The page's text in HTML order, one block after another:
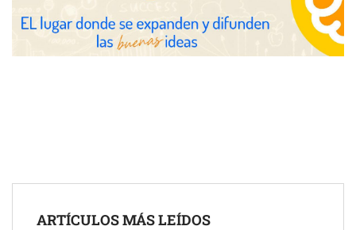
COMPALISS de LYSOTRIC: cuando un solo producto multiplica
las posibilidades del salón profesional
ARTÍCULOS MÁS LEÍDOS